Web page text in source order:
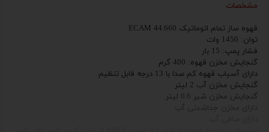
مشخصات
قهوه‌ ساز تمام اتوماتیک ECAM 44.660
توان: 1450 وات
فشار پمپ: 15 بار
گنجایش مخزن قهوه: 400 گرم
دارای آسیاب قهوه کم ‌صدا با 13 درجه قابل تنظیم
گنجایش مخزن آب 2 لیتر
گنجایش مخزن شیر 0.6 لیتر
مخزن جداشدنی آب